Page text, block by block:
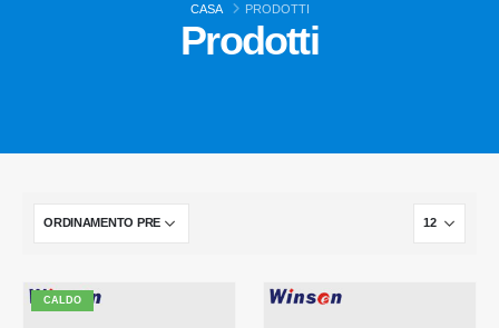
CASA PRODOTTI
Prodotti
CALDO